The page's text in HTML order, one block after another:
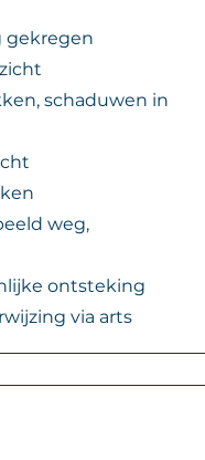
gekregen
schaduwen in
weg,
ontsteking
via arts